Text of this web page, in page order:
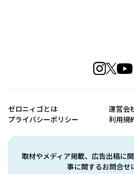
取材やメディア掲載、広告出稿に
事に関するお問合せ
ゼロニィゴとは
運営会
プライバシーポリシー
利用規